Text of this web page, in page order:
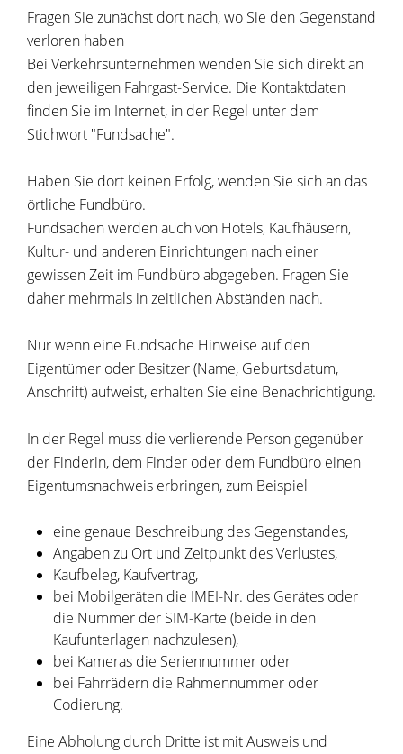
Fragen Sie zunächst dort nach, wo Sie den Gegenstand
verloren haben
Bei Verkehrsunternehmen wenden Sie sich direkt an
den jeweiligen Fahrgast-Service. Die Kontaktdaten
finden Sie im Internet, in der Regel unter dem
Stichwort "Fundsache".
Haben Sie dort keinen Erfolg, wenden Sie sich an das
örtliche Fundbüro.
Fundsachen werden auch von Hotels, Kaufhäusern,
Kultur- und anderen Einrichtungen nach einer
gewissen Zeit im Fundbüro abgegeben. Fragen Sie
daher mehrmals in zeitlichen Abständen nach.
Nur wenn eine Fundsache Hinweise auf den
Eigentümer oder Besitzer (Name, Geburtsdatum,
Anschrift) aufweist, erhalten Sie eine Benachrichtigung.
In der Regel muss die verlierende Person gegenüber
der Finderin, dem Finder oder dem Fundbüro einen
Eigentumsnachweis erbringen, zum Beispiel
eine genaue Beschreibung des Gegenstandes,
Angaben zu Ort und Zeitpunkt des Verlustes,
Kaufbeleg, Kaufvertrag,
bei Mobilgeräten die IMEI-Nr. des Gerätes oder
die Nummer der SIM-Karte (beide in den
Kaufunterlagen nachzulesen),
bei Kameras die Seriennummer oder
bei Fahrrädern die Rahmennummer oder
Codierung.
Eine Abholung durch Dritte ist mit Ausweis und